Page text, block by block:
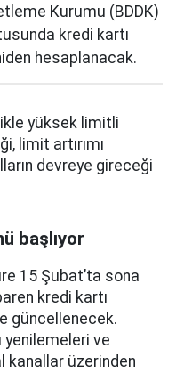
Kurumu (BDDK)
kredi kartı
hesaplanacak.
yüksek limitli
limit artırımı
devreye gireceği
başlıyor
15 Şubat’ta sona
kredi kartı
güncellenecek.
yenilemeleri ve
kanallar üzerinden